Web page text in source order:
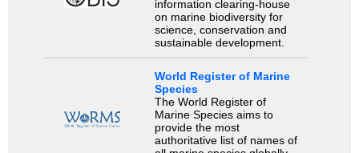
information clearing-house
on marine biodiversity for
science, conservation and
sustainable development.
World Register of Marine
Species
The World Register of
Marine Species aims to
provide the most
authoritative list of names of